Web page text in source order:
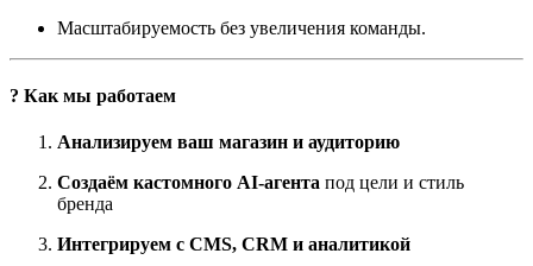
Масштабируемость без увеличения команды.
? Как мы работаем
Анализируем ваш магазин и аудиторию
Создаём кастомного AI-агента под цели и стиль
бренда
Интегрируем с CMS, CRM и аналитикой